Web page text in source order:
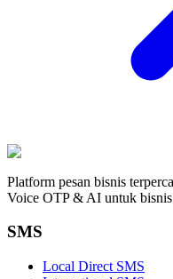
Platform pesan bisnis
Voice OTP & AI untuk
SMS
Local Direct SMS